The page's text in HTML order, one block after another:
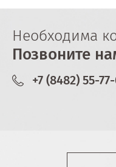
Необходима
Позвоните
+7 (8482) 55-